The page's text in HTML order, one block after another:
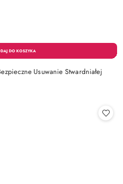
Usuwanie Stwardniałej